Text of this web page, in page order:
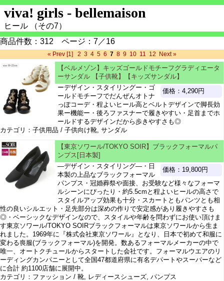
viva! girls - bellemaison
ヒール （その7）
商品件数：312 ページ：7／16
« Prev [1] 2 3 4 5 6 7 8 9 10 11 12 Next »
【ベルメゾン】キッズゴールドモチーフグラディエータ
ーサンダル 【子供靴】【キッズサンダル】
価格：4,290円
ーデザイン・スタイリングー・ゴ
ールドモチーフでだんぜんオトナ
っぽコーデ・程よいヒール高とベルトデザインで脚長効
果ー機能ー・後ろファスナーで履きやすい・足首までホ
ールドするデザインだから歩きやすさも◎
カテゴリ：子供用品 / 子供向け靴, サンダル
【東京ソワール/TOKYO SOIR】ブラックフォーマルパ
ンプス[日本製]
価格：19,800円
―デザイン・スタイリング―・日
本製の上品なブラックフォーマル
パンプス・冠婚葬祭や面接、お受験など様々なフォーマ
ルシーンにぴったり・約5.5cmと程よいヒールの高さで
スタイルアップ効果も十分・スカートともパンツとも相
性の良いシルエット・足先部分は深めの作りで安定感があり履きやすさも
◎・ベーシックなデザインなので、スタイルや年齢を問わずにお使い頂けま
す東京ソワール/TOKYO SOIRブラックフォーマルは東京ソワールから生ま
れました。1969年に『株式会社東京ソワール』となり、日本で初めて和服に
変わる喪服(ブラックフォーマル)を開発。数あるフォーマルメーカーの中で
唯一、オートクチュールからスタートした会社です。フォーマルウエアのリ
ーディングカンパニーとして全国47都道府県に有名デパートやスーパーなど
に合計 約1100店舗に展開中。
カテゴリ：ファッション / 靴, レディースシューズ, パンプス